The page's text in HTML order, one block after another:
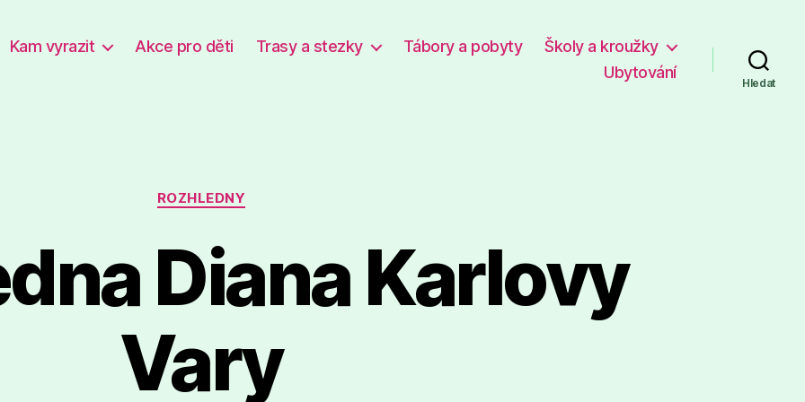
Kam vyrazit Akce pro děti Trasy a stezky Tábory a pobyty
Školy a kroužky
Ubytování
Hledat
Rubriky
ROZHLEDNY
Diana Karlovy
Vary